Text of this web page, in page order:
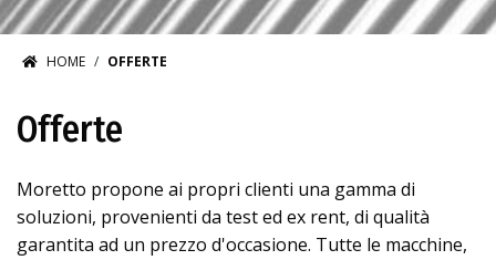
HOME OFFERTE
Offerte
Moretto propone ai propri clienti una gamma di
soluzioni, provenienti da test ed ex rent, di qualità
garantita ad un prezzo d'occasione. Tutte le macchine,